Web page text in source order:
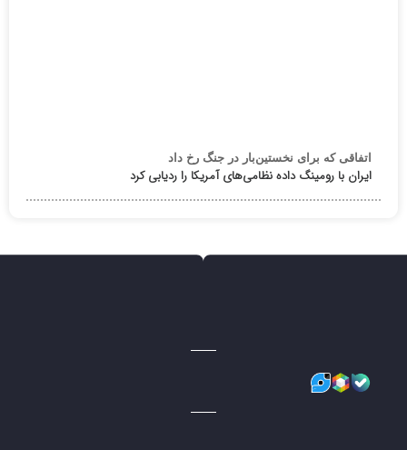
اتفاقی که برای نخستین‌بار در جنگ رخ داد
ایران با رومینگ داده نظامی‌های آمریکا را ردیابی کرد